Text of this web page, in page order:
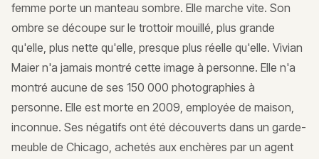
femme porte un manteau sombre. Elle marche vite. Son
ombre se découpe sur le trottoir mouillé, plus grande
qu'elle, plus nette qu'elle, presque plus réelle qu'elle. Vivian
Maier n'a jamais montré cette image à personne. Elle n'a
montré aucune de ses 150 000 photographies à
personne. Elle est morte en 2009, employée de maison,
inconnue. Ses négatifs ont été découverts dans un garde-
meuble de Chicago, achetés aux enchères par un agent